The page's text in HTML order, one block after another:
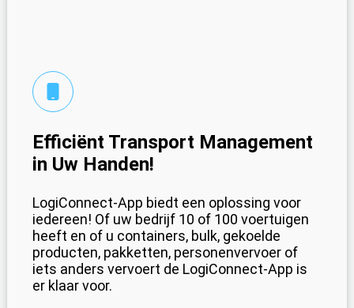
Efficiënt Transport Management
in Uw Handen!
LogiConnect-App biedt een oplossing voor
iedereen! Of uw bedrijf 10 of 100 voertuigen
heeft en of u containers, bulk, gekoelde
producten, pakketten, personenvervoer of
iets anders vervoert de LogiConnect-App is
er klaar voor.